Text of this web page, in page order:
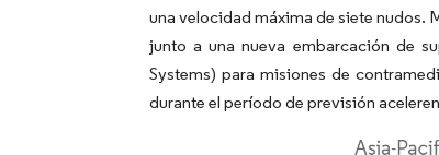
una velocidad máxima de siete nudos.
junto a una nueva embarcación de
Systems) para misiones de
durante el período de previsión